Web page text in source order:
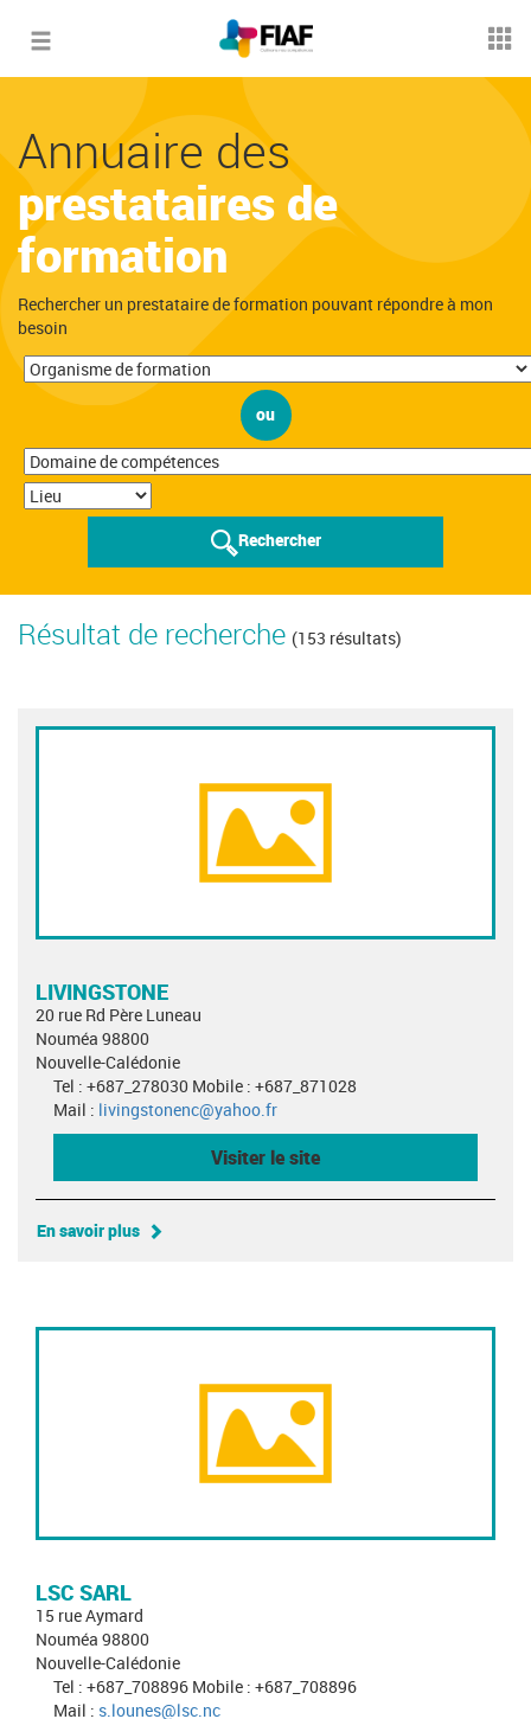
Toggle
Annuaire des
prestataires de
formation
Rechercher un prestataire de formation pouvant répondre à mon
besoin
ou
Rechercher
Résultat de recherche (153 résultats)
LIVINGSTONE
20 rue Rd Père Luneau
Nouméa 98800
Nouvelle-Calédonie
Tel : +687_278030 Mobile : +687_871028
Mail : livingstonenc@yahoo.fr
Visiter le site
En savoir plus
LSC SARL
15 rue Aymard
Nouméa 98800
Nouvelle-Calédonie
Tel : +687_708896 Mobile : +687_708896
Mail : s.lounes@lsc.nc